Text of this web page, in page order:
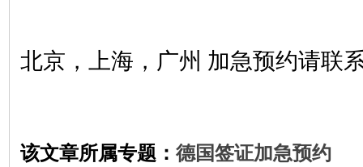
北京，上海，广州 加急预约请联
该文章所属专题： 德国签证加急预约